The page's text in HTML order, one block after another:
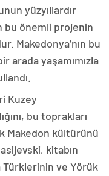
yüzyıllardır
bu önemli projenin
Makedonya’nın bu
arada yaşamımızla
Kuzey
bu toprakları
Makedon kültürünü
kitabın
Türklerinin ve Yörük